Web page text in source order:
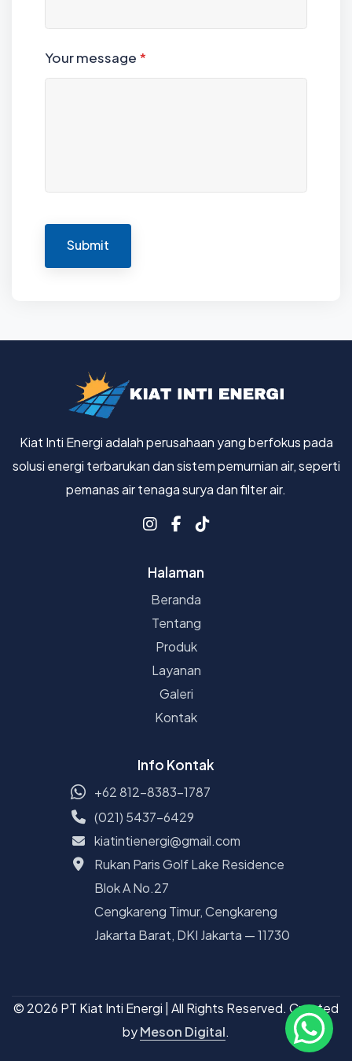
Your message *
Kiat Inti Energi adalah perusahaan yang berfokus pada
solusi energi terbarukan dan sistem pemurnian air, seperti
pemanas air tenaga surya dan filter air.
Halaman
Beranda
Tentang
Produk
Layanan
Galeri
Kontak
Info Kontak
+62 812-8383-1787
(021) 5437-6429
kiatintienergi@gmail.com
Rukan Paris Golf Lake Residence
Blok A No.27
Cengkareng Timur, Cengkareng
Jakarta Barat, DKI Jakarta — 11730
© 2026 PT Kiat Inti Energi | All Rights Reserved. Created
byMeson Digital.